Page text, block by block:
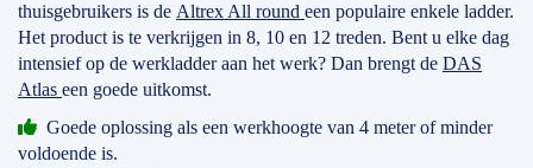
thuisgebruikers is de Altrex All round een populaire enkele ladder.
Het product is te verkrijgen in 8, 10 en 12 treden. Bent u elke dag
intensief op de werkladder aan het werk? Dan brengt de DAS
Atlas een goede uitkomst.
Goede oplossing als een werkhoogte van 4 meter of minder
voldoende is.